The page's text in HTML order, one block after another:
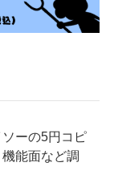
ソーの5円コピ
能面など調